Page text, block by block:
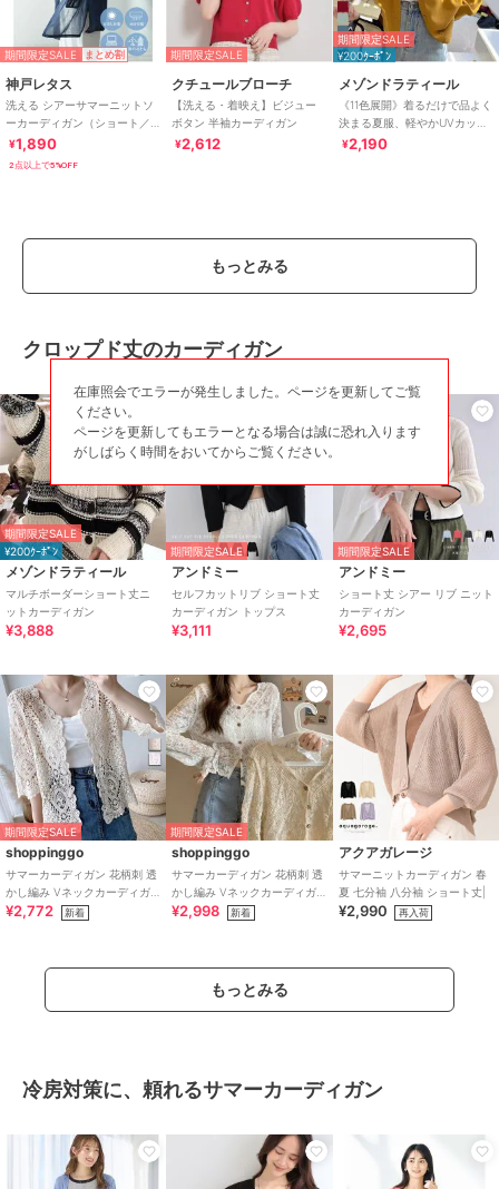
/ 長袖 / UVカット加工/ラ
イフスタイル/ ビジネス /カジ
ュアル
カーディガン
ニット素材/ポリエステル素材 /
無地/長袖 UVカット加工/ラ
期間限定SALE まとめ割
神戸レタス
洗える シアーサマーニットソ
ーカーディガン（ショート／
ミディアム／ロング）
[C3703]
¥1,890
2点以上で5%OFF
期間限定SALE
クチュールブローチ
【洗える・着映え】ビジュー
ボタン 半袖カーディガン
¥2,612
期間限定SALE
¥200ｸｰﾎﾟﾝ
メゾンドラティール
《11色展開》着るだけで品よく
決まる夏服、軽やかUVカット
カーデ【オールシーズン使え
¥2,190
もっとみる
クロップド丈のカーディガン
期間限定SALE
¥200ｸｰﾎﾟﾝ
メゾンドラティール
マルチボーダーショート丈ニ
ットカーディガン
¥3,888
期間限定SALE
アンドミー
セルフカットリブ ショート丈
カーディガン トップス
¥3,111
期間限定SALE
アンドミー
ショート丈 シアー リブ ニット
カーディガン
¥2,695
期間限定SALE
shoppinggo
サマーカーディガン 花柄刺 透
かし編み Vネックカーディガ
ン トップス 長袖 ショート丈
¥2,772 新着
期間限定SALE
shoppinggo
サマーカーディガン 花柄刺 透
かし編み Vネックカーディガ
ン トップス 長袖 ショート丈
¥2,998 新着
アクアガレージ
サマーニットカーディガン 春
夏 七分袖 八分袖 ショート丈|
¥2,990 再入荷
もっとみる
冷房対策に、頼れるサマーカーディガン
在庫照会でエラーが発生しました。ページを更新してご覧
ください。
ページを更新してもエラーとなる場合は誠に恐れ入ります
がしばらく時間をおいてからご覧ください。